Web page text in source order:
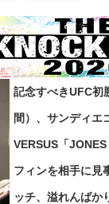
記念すべきUFC初
間）、サンディエ
VERSUS「
フィンを相手に見
ッチ、溢れんばか